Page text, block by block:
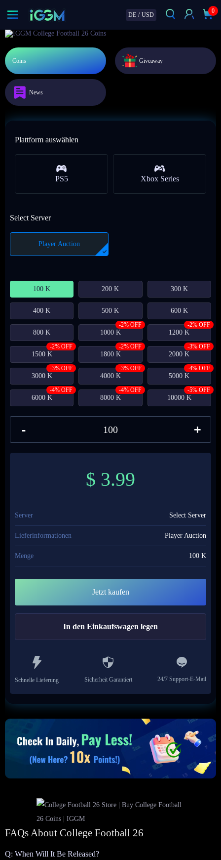
DE / USD
0
Coins Giveaway
News
Plattform auswählen
PS5 Xbox Series
Select Server
Player Auction
100 K 200 K 300 K
400 K 500 K 600 K
800 K 1000 K
-2% OFF
1200 K
-2% OFF
1500 K
-2% OFF
1800 K
-2% OFF
2000 K
-3% OFF
3000 K
-3% OFF
4000 K
-3% OFF
5000 K
-4% OFF
6000 K
-4% OFF
8000 K
-4% OFF
10000 K
-5% OFF
- +
$ 3.99
Server Select Server
Lieferinformationen Player Auction
Menge 100 K
Jetzt kaufen
In den Einkaufswagen legen
Schnelle Lieferung Sicherheit Garantiert 24/7 Support-E-Mail
FAQs About College Football 26
Q: When Will It Be Released?